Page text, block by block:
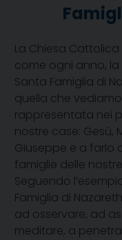
La Chiesa
come ogni anno,
Santa Famiglia di
quella che
rappresentata nei
nostre case: Gesù,
Giuseppe e a farlo
famiglie delle
Seguendo
Famiglia di
ad osservare, ad
meditare, a